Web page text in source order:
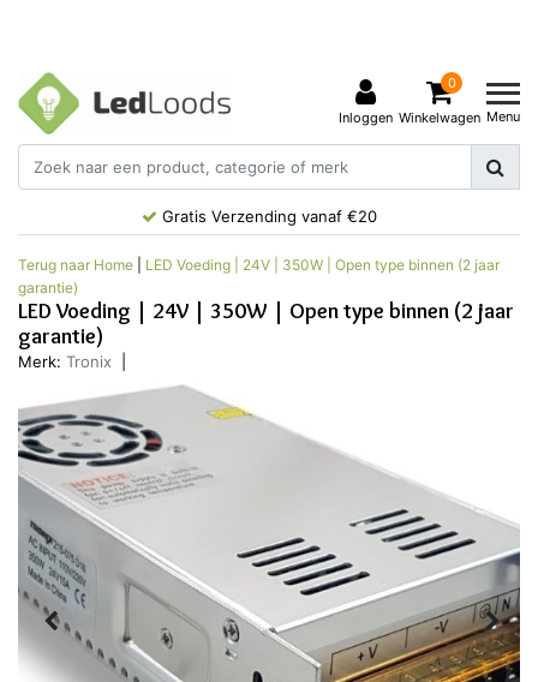
Inloggen
0
Winkelwagen Menu
Gratis Verzending vanaf €20
Terug naar Home
LED Voeding | 24V | 350W | Open type binnen (2 jaar
garantie)
LED Voeding | 24V | 350W | Open type binnen (2 jaar
garantie)
Merk: Tronix